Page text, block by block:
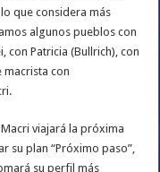
que considera más
algunos pueblos con
con Patricia (Bullrich), con
macrista con
viajará la próxima
su plan “Próximo paso”,
su perfil más